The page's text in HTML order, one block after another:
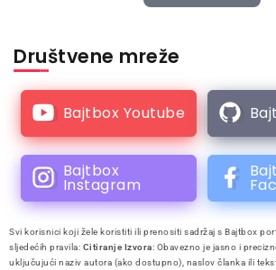
Društvene mreže
Bajtbox Youtube
Bajtbox
Instagram
Svi korisnici koji žele koristiti ili prenositi sadržaj s Bajtbox
sljedećih pravila: Citiranje Izvora: Obavezno je jasno i
uključujući naziv autora (ako dostupno), naslov članka ili